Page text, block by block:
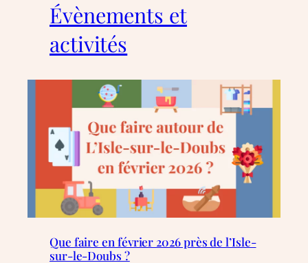
Évènements et
activités
Que faire en février 2026 près de l’Isle-
sur-le-Doubs ?